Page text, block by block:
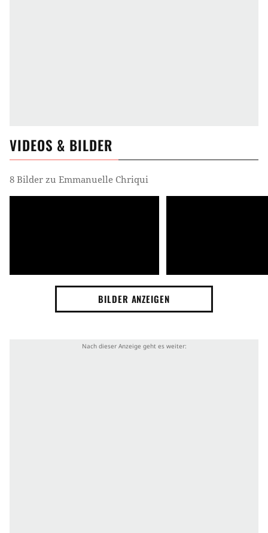
VIDEOS & BILDER
8 Bilder zu Emmanuelle Chriqui
BILDER ANZEIGEN